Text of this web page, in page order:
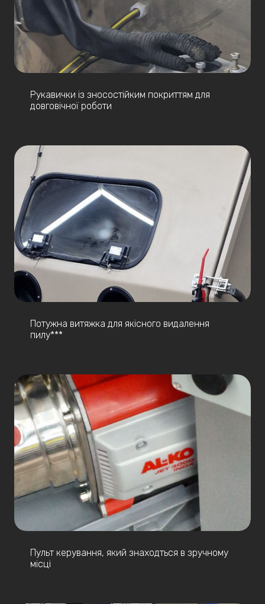
Рукавички із зносостійким покриттям для
довговічної роботи
Потужна витяжка для якісного видалення
пилу***
Пульт керування, який знаходться в зручному
місці